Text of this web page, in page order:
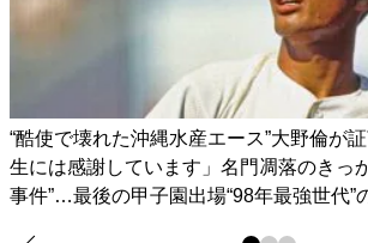
“酷使で壊れた沖縄水産エース”大野倫が
生には感謝しています」名門凋落のきっ
事件”…最後の甲子園出場“98年最強世代”